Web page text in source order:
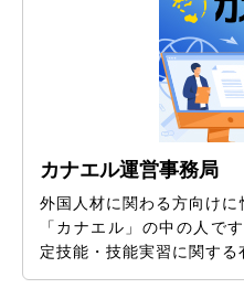
カナエル運営事務局
外国人材に関わる方向け
「カナエル」の中の人で
定技能・技能実習に関する